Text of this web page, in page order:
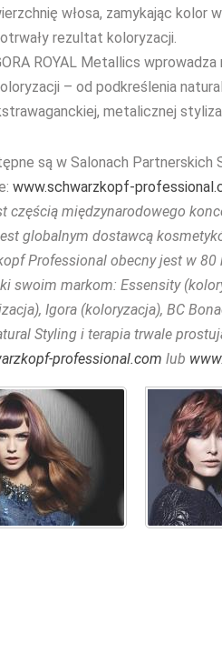
włosa, zamykając kolor
rezultat koloryzacji.
ROYAL Metallics
– od podkreślenia
metalicznej
są w Salonach
www.schwarzkopf-
częścią międzynarodowego
globalnym dostawcą
Professional obecny jest w
swoim markom: Essensity
Igora (koloryzacja), BC
Styling i terapia trwale
professional.com lub